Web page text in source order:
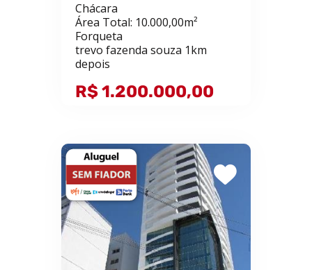
Chácara
Área Total: 10.000,00m²
Forqueta
trevo fazenda souza 1km
depois
R$ 1.200.000,00